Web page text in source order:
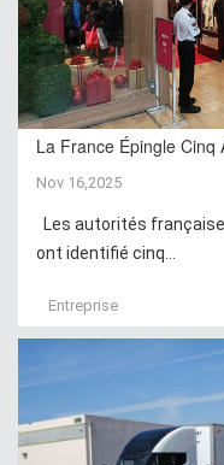
La France Épingle
Nov 16,2025
Les autorités
ont identifié cinq...
Entreprise